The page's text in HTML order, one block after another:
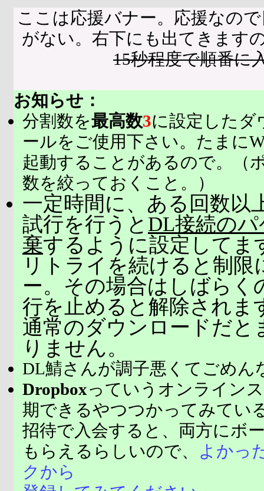
ここは応援バナー。応援なの
がない。右下にも出てきます
15秒程度で順番に
お知らせ：
分割数を最高数3に設定したダ
ールをご使用下さい。たまに
起動することがあるので。（
数を絞っておくこと。）
一定時間に、ある回数以
試行を行うと DL接続の
棄するように設定してま
リトライを続けると制限
ー。その場合はしばらく
行を止めると解除されま
通常のダウンロードだと
りません。
DL鯖さんが調子悪くてごめん
Dropboxっていうオンライン
期できるやつつかってみてい
招待で入会すると、両方にボ
もらえるらしいので、
よかっ
クから